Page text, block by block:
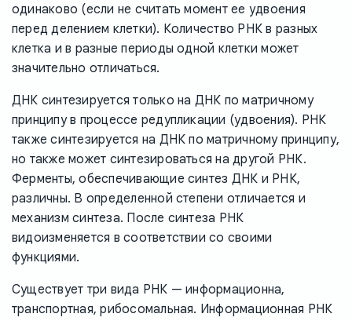
одинаково (если не считать момент ее удвоения
перед делением клетки). Количество РНК в разных
клетка и в разные периоды одной клетки может
значительно отличаться.
ДНК синтезируется только на ДНК по матричному
принципу в процессе редупликации (удвоения). РНК
также синтезируется на ДНК по матричному принципу,
но также может синтезироваться на другой РНК.
Ферменты, обеспечивающие синтез ДНК и РНК,
различны. В определенной степени отличается и
механизм синтеза. После синтеза РНК
видоизменяется в соответствии со своими
функциями.
Существует три вида РНК — информационна,
транспортная, рибосомальная. Информационная РНК